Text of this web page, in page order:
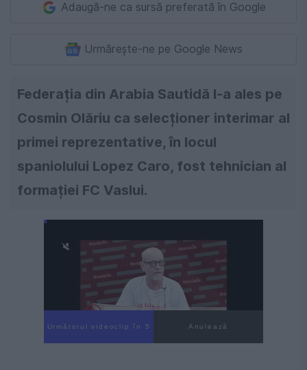
Adaugă-ne ca sursă preferată în Google
Urmărește-ne pe Google News
Federația din Arabia Sautidă l-a ales pe
Cosmin Olăriu ca selecționer interimar al
primei reprezentative, în locul
spaniolului Lopez Caro, fost tehnician al
formației FC Vaslui.
Următorul videoclip în 4 Anulează